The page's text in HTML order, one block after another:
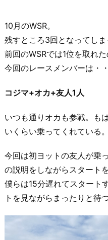
10月のWSR。
残すところ3回となってしま
前回のWSRでは1位を取れ
今回のレースメンバーは・
コジマ+オカ+友人1人
いつも通りオカも参戦。も
いくらい乗ってくれている。
今回は初ヨットの友人が乗
の説明をしながらスタートを
僕らは15分遅れてスタート
トを見ながらまったりと待つ